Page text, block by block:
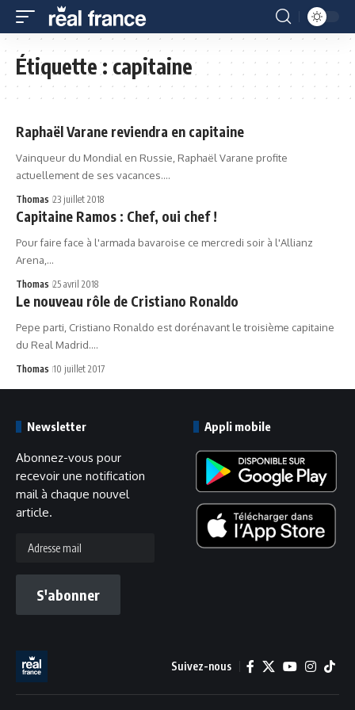
Étiquette :capitaine
Raphaël Varane reviendra en capitaine
Vainqueur du Mondial en Russie, Raphaël Varane profite
actuellement de ses vacances.…
Thomas 23 juillet 2018
Capitaine Ramos : Chef, oui chef !
Pour faire face à l'armada bavaroise ce mercredi soir à l'Allianz
Arena,…
Thomas 25 avril 2018
Le nouveau rôle de Cristiano Ronaldo
Pepe parti, Cristiano Ronaldo est dorénavant le troisième capitaine
du Real Madrid.…
Thomas 10 juillet 2017
Newsletter
Abonnez-vous pour
recevoir une notification
mail à chaque nouvel
article.
mail
S'abonner
Appli mobile
Suivez-nous